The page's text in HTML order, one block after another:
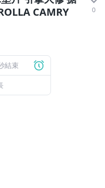
CAMRY
0
結束